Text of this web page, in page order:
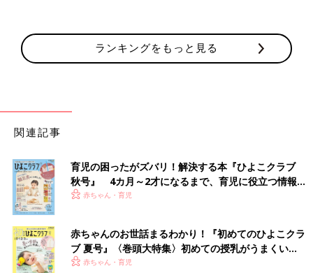
ランキングをもっと見る
関連記事
育児の困ったがズバリ！解決する本『ひよこクラブ
秋号』 4カ月～2才になるまで、育児に役立つ情報が
いっぱい！
赤ちゃん・育児
赤ちゃんのお世話まるわかり！『初めてのひよこクラ
ブ 夏号』〈巻頭大特集〉初めての授乳がうまくい
く！ おっぱい・ミルクの基本と夏のトラブル 解決テ
赤ちゃん・育児